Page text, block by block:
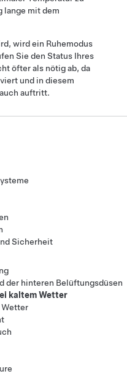
lange mit dem
wird ein Ruhemodus
Sie den Status Ihres
öfter als nötig ab, da
und in diesem
auftritt.
Sicherheit
der hinteren Belüftungsdüsen
kaltem Wetter
Wetter